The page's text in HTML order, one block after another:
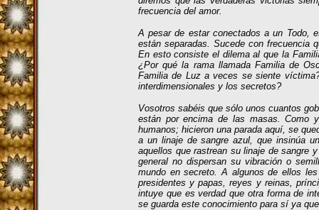
frecuencia del amor.
A pesar de estar conectados a un Todo,
están separadas. Sucede con frecuencia
En esto consiste el dilema al que la
¿Por qué la rama llamada Familia de
Familia de Luz a veces se siente
interdimensionales y los secretos?
Vosotros sabéis que sólo unos cuantos
están por encima de las masas. Como
humanos; hicieron una parada aquí, se
a un linaje de sangre azul, que insinúa
aquellos que rastrean su linaje de sangre
general no dispersan su vibración o
mundo en secreto. A algunos de ellos
presidentes y papas, reyes y reinas,
intuye que es verdad que otra forma de
se guarda este conocimiento para sí ya